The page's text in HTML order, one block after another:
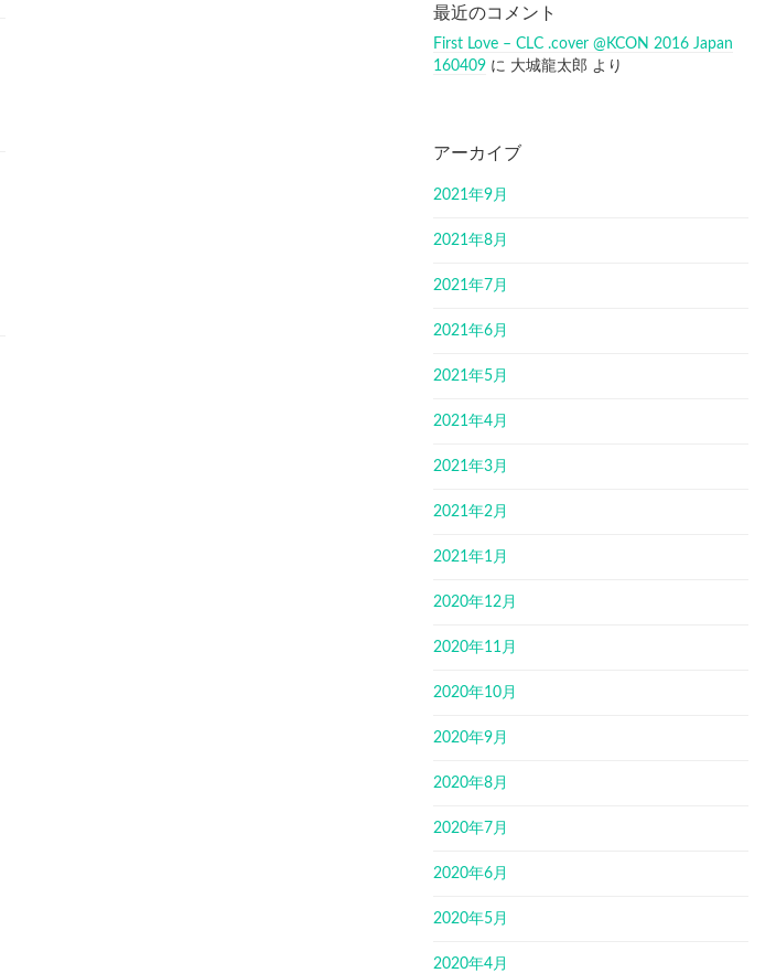
最近のコメント
First Love – CLC .cover @KCON 2016 Japan
160409 に 大城龍太郎 より
アーカイブ
2021年9月
2021年8月
2021年7月
2021年6月
2021年5月
2021年4月
2021年3月
2021年2月
2021年1月
2020年12月
2020年11月
2020年10月
2020年9月
2020年8月
2020年7月
2020年6月
2020年5月
2020年4月